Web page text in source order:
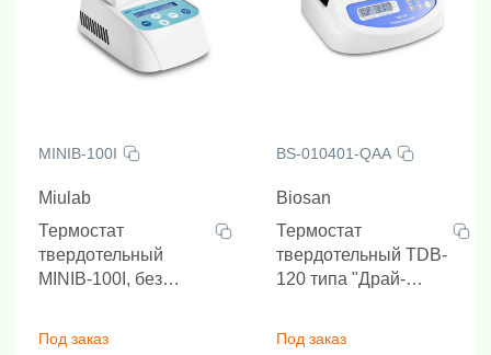
MINIB-100I
Miulab
Термостат
твердотельный
MINIB-100I, без
крышкой
Под заказ
BS-010401-QAA
Biosan
Термостат
твердотельный TDB-
120 типа "Драй-
наличие РУ
Под заказ